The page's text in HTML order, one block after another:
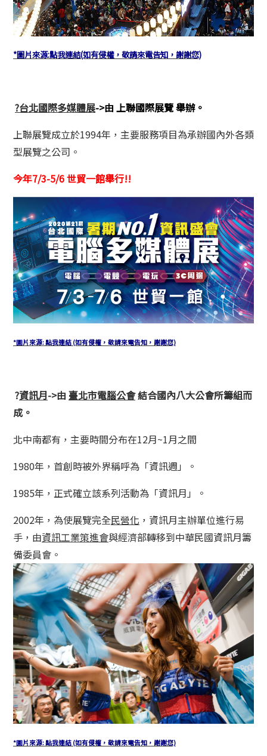
*圖片來源:點我連結(如有侵權，敬請來電告知，謝謝您)
?台北國際多媒體展->由 上聯國際展覽 舉辦。
上聯展覽成立於1994年，主要服務項目為承辦國內外各類
型展覽之公司。
今年7/3-5/6 世貿一館舉行!!
*圖片來源: 點我連結 (如有侵權，敬請來電告知，謝謝您)
?資訊月->由 臺北市電腦公會結合國內八大公會所籌組而
成。
北中南都有，主要時間分布在12月~1月之間
1980年，首創時被外界稱呼為「資訊週」。
1985年，正式確立該系列活動為「資訊月」。
2002年，為使展覽完全民營化 ，資訊月主辦單位進行易
手，由資訊工業策進會與經濟部轉移到中華民國資訊月籌
備委員會。
*圖片來源: 點我連結 (如有侵權，敬請來電告知，謝謝您)